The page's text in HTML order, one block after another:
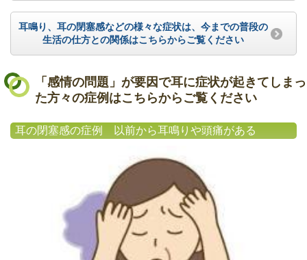
耳鳴り、耳の閉塞感などの様々な症状は、今までの普段の
生活の仕方との関係はこちらからご覧ください
「感情の問題」が要因で耳に症状が起きてしまっ
た方々の症例はこちらからご覧ください
耳の閉塞感の症例 以前から耳鳴りや頭痛がある